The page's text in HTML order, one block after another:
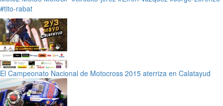
#tito-rabat
El Campeonato Nacional de Motocross 2015 aterriza en Calatayud